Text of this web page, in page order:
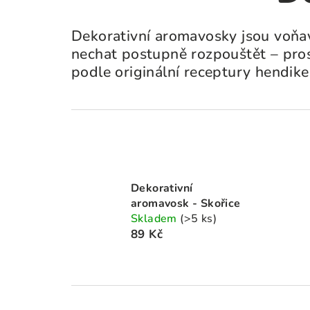
Dekorativní aromavosky jsou
nechat postupně rozpouštět –
podle originální receptury
Dekorativní
aromavosk - Skořice
Skladem (>5 ks)
89 Kč